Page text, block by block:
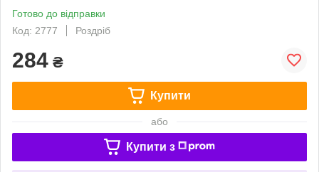
Готово до відправки
Код: 2777
Роздріб
284 ₴
Купити
або
Купити з